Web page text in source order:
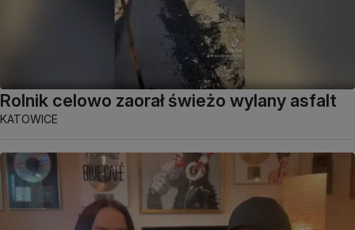
Rolnik celowo zaorał świeżo wylany asfalt
KATOWICE